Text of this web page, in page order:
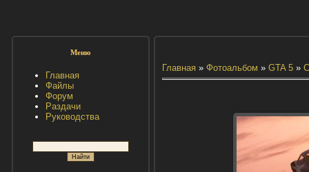
Меню
Главная
Файлы
Форум
Раздачи
Руководства
Главная» Фотоальбом » GTA 5»